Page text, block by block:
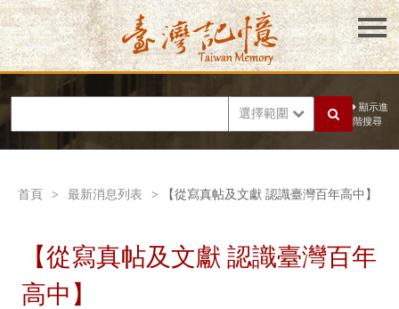
選擇範圍
顯示進
階搜尋
首頁 > 最新消息列表 > 【從寫真帖及文獻 認識臺灣百年高中】
【從寫真帖及文獻 認識臺灣百年
高中】